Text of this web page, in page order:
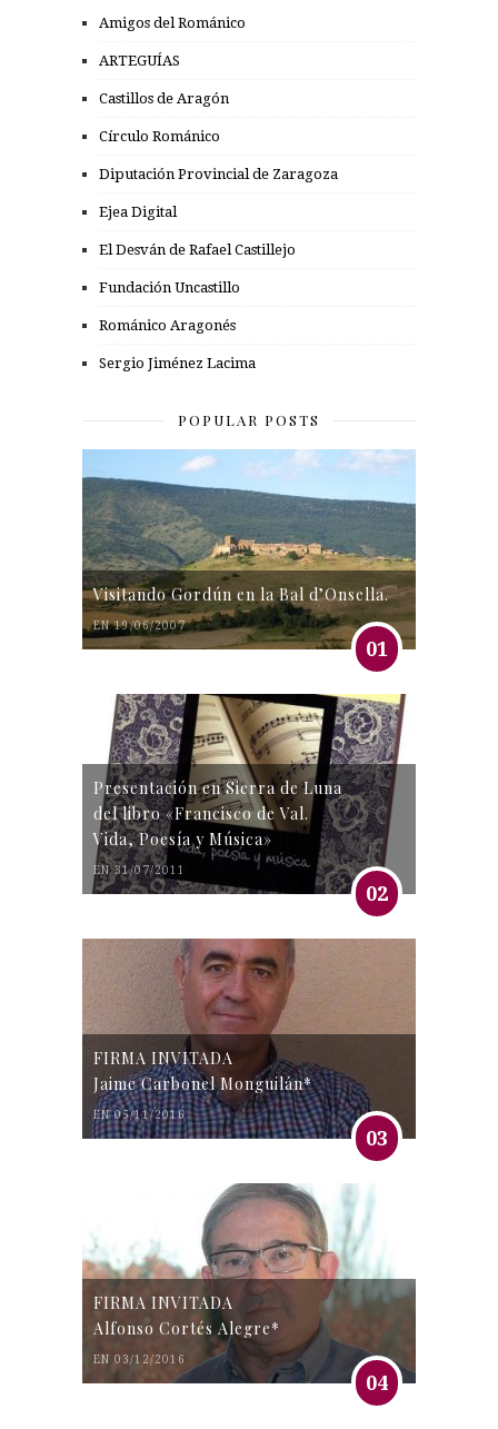
Amigos del Románico
ARTEGUÍAS
Castillos de Aragón
Círculo Románico
Diputación Provincial de Zaragoza
Ejea Digital
El Desván de Rafael Castillejo
Fundación Uncastillo
Románico Aragonés
Sergio Jiménez Lacima
POPULAR POSTS
Visitando Gordún en la Bal d’Onsella.
EN 19/06/2007
01
Presentación en Sierra de Luna
del libro «Francisco de Val.
Vida, Poesía y Música»
EN 31/07/2011
02
FIRMA INVITADA
Jaime Carbonel Monguilán*
EN 05/11/2016
03
FIRMA INVITADA
Alfonso Cortés Alegre*
EN 03/12/2016
04